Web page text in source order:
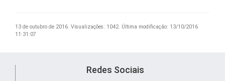
13 de outubro de 2016. Visualizações: 1042. Última modificação: 13/10/2016
11:31:07
Redes Sociais